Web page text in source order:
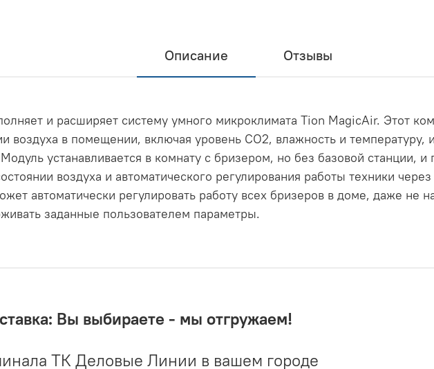
Описание Отзывы
и расширяет систему умного микроклимата Tion MagicAir. Этот
воздуха в помещении, включая уровень СО2, влажность и температуру,
устанавливается в комнату с бризером, но без базовой станции, и
воздуха и автоматического регулирования работы техники
автоматически регулировать работу всех бризеров в доме, даже не
заданные пользователем параметры.
Вы выбираете - мы отгружаем!
ТК Деловые Линии в вашем городе